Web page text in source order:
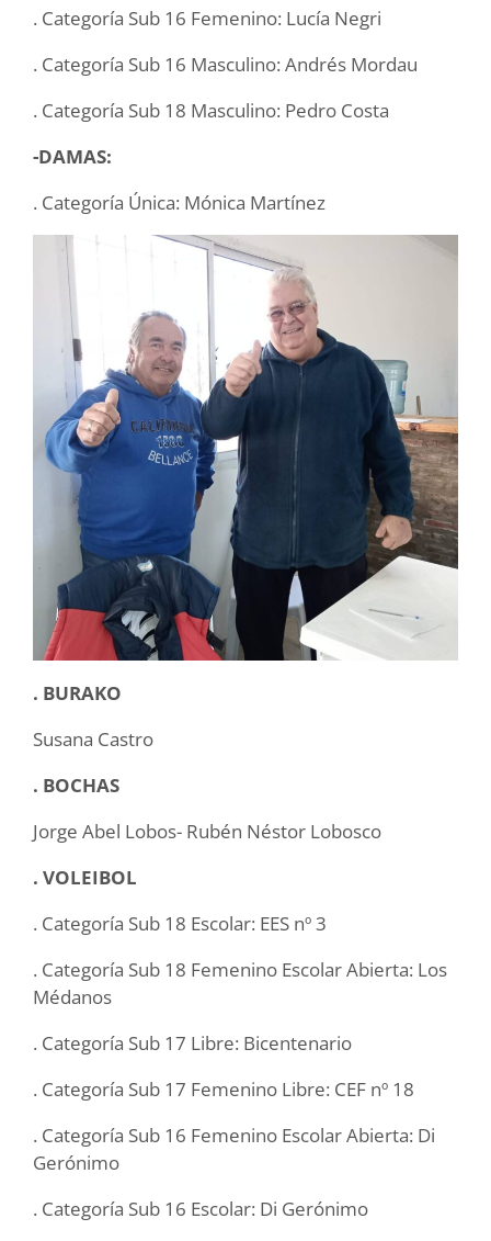
. Categoría Sub 16 Femenino: Lucía Negri
. Categoría Sub 16 Masculino: Andrés Mordau
. Categoría Sub 18 Masculino: Pedro Costa
-DAMAS:
. Categoría Única: Mónica Martínez
. BURAKO
Susana Castro
. BOCHAS
Jorge Abel Lobos- Rubén Néstor Lobosco
. VOLEIBOL
. Categoría Sub 18 Escolar: EES nº 3
. Categoría Sub 18 Femenino Escolar Abierta: Los
Médanos
. Categoría Sub 17 Libre: Bicentenario
. Categoría Sub 17 Femenino Libre: CEF nº 18
. Categoría Sub 16 Femenino Escolar Abierta: Di
Gerónimo
. Categoría Sub 16 Escolar: Di Gerónimo